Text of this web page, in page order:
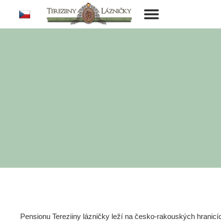
Toggle
Pensionu Tereziiny lázničky leží na česko-rakouských